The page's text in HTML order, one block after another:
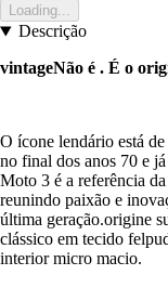
Loading...
Descrição
vintageNão é . É o
O ícone lendário está
no final dos anos 70 e
Moto 3 é a referência
reunindo paixão e
última geração.origine
clássico em tecido
interior micro macio.